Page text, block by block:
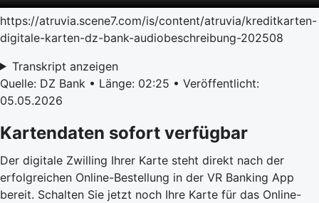
https://atruvia.scene7.com/is/content/atruvia/kreditkarten-
digitale-karten-dz-bank-audiobeschreibung-202508
Transkript anzeigen
Quelle: DZ Bank • Länge: 02:25 • Veröffentlicht:
05.05.2026
Kartendaten sofort verfügbar
Der digitale Zwilling Ihrer Karte steht direkt nach der
erfolgreichen Online-Bestellung in der VR Banking App
bereit. Schalten Sie jetzt noch Ihre Karte für das Online-